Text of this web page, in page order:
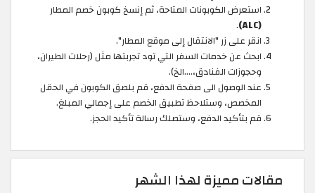
استعرض الكوبونات المتاحة، ثم إنسخ كوبون خصم المطار
(ALC)
.
انقر على زر "الانتقال إلى موقع المطار".
ابحث عن خدمات السفر التي تود تجربتها مثل (رحلات الطيران،
وحجوزات الفنادق،….الخ).
عند الوصول الى صفحة الدفع، قم بلصق الكوبون في الحقل
المخصص، وستلاحظ تطبيق الخصم على إجمالي المبلغ.
قم بتأكيد الدفع، وستصلك رسالة تأكيد الحجز.
مقالات مميزة لهذا الشهر